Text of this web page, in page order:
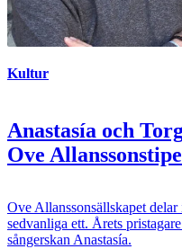
Kultur
Anastasía och
Ove
Ove Allanssonsällskapet
sedvanliga ett. Årets
sångerskan Anastasía.